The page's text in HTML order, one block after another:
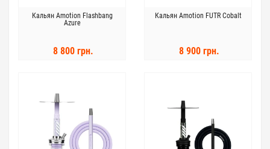
Кальян Amotion Flashbang
Azure
8 800 грн.
Кальян Amotion FUTR Cobalt
8 900 грн.